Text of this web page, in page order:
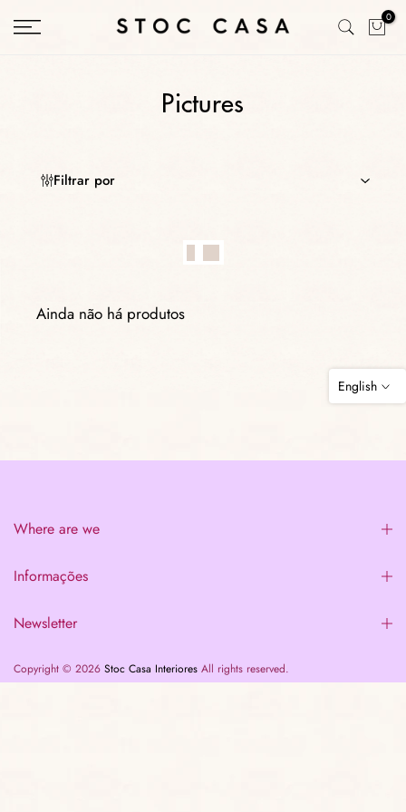
Skip
0
Pictures
Filtrar por
Ainda não há produtos
Where are we
Informações
Newsletter
Copyright © 2026 Stoc Casa Interiores All rights reserved.
English